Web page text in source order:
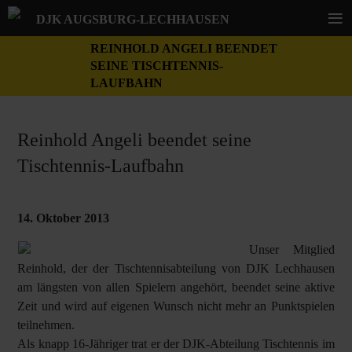
REINHOLD ANGELI BEENDET
SEINE TISCHTENNIS-
LAUFBAHN
Reinhold Angeli beendet seine
Tischtennis-Laufbahn
14. Oktober 2013
Unser Mitglied
Reinhold, der der Tischtennisabteilung von DJK Lechhausen
am längsten von allen Spielern angehört, beendet seine aktive
Zeit und wird auf eigenen Wunsch nicht mehr an Punktspielen
teilnehmen.
Als knapp 16-Jähriger trat er der DJK-Abteilung Tischtennis im
DJK AUGSBURG-LECHHAUSEN ≡